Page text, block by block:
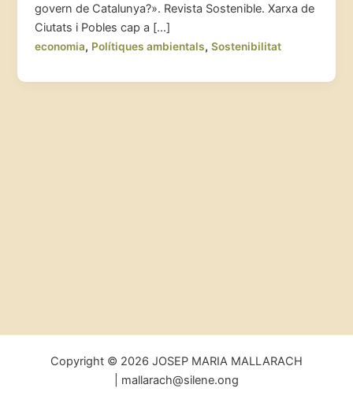
govern de Catalunya?». Revista Sostenible. Xarxa de
Ciutats i Pobles cap a […]
economia, Polítiques ambientals,Sostenibilitat
Copyright © 2026 JOSEP MARIA MALLARACH
| mallarach@silene.ong